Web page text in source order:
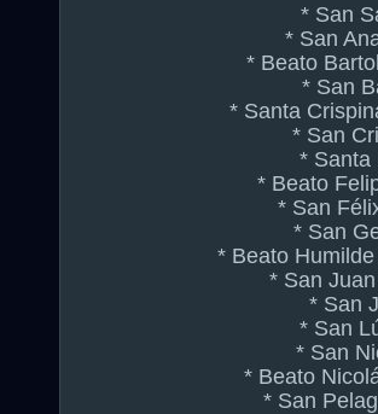
* San
* San
* Beato
* San
* Santa
* San
* Santa
* Beato
* San
* San
* Beato
* San
* San
* San
* San
* Beato
* San